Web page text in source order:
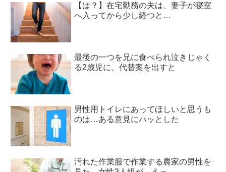
【は？】在宅勤務の夫は、妻子が寝室
へ入ってから少し経つと…
最後の一つを兄に食べられ泣きじゃく
る2歳児に、代替案を出すと
男性用トイレにあってほしいと思うも
のは…ある意見にハッとした
汚れた作業服で作業する農家の男性を